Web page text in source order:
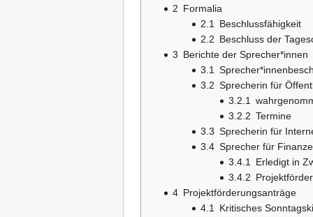
2 Formalia
2.1 Beschlussfähigkeit
2.2 Beschluss der
3 Berichte der Sprecher*innen
3.1
3.2 Sprecherin für
3.2.1
3.2.2 Termine
3.3 Sprecherin für
3.4 Sprecher für
3.4.1 Erledigt in
3.4.2
4 Projektförderungsanträge
4.1 Kritisches